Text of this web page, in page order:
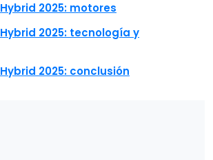
2025: motores
2025: tecnología y
2025: conclusión